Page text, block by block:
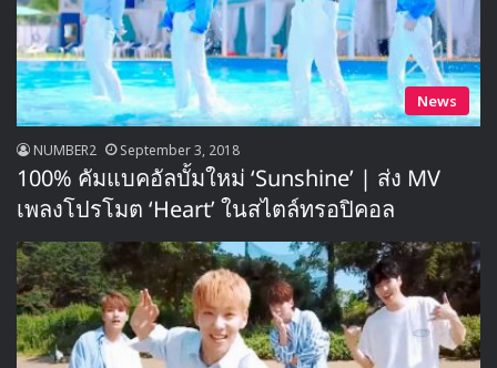
News
NUMBER2 September 3, 2018
100% คัมแบคอัลบั้มใหม่ ‘Sunshine’ | ส่ง MV
เพลงโปรโมต ‘Heart’ ในสไตล์ทรอปิคอล